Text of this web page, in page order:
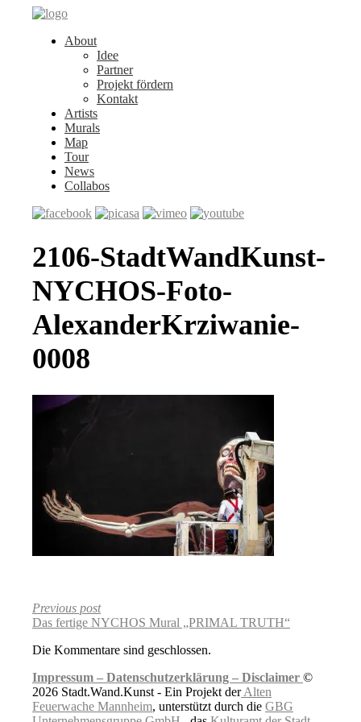
About
Idee
Partner
Projekt fördern
Kontakt
Artists
Murals
Map
Tour
News
Collabos
2106-StadtWandKunst-
NYCHOS-Foto-
AlexanderKrziwanie-
0008
Previous post
Das fertige NYCHOS Mural „PRIMAL TRUTH“
Die Kommentare sind geschlossen.
Impressum – Datenschutzerklärung – Disclaimer ©
2026 Stadt.Wand.Kunst - Ein Projekt derAlten
Feuerwache Mannheim, unterstützt durch die GBG